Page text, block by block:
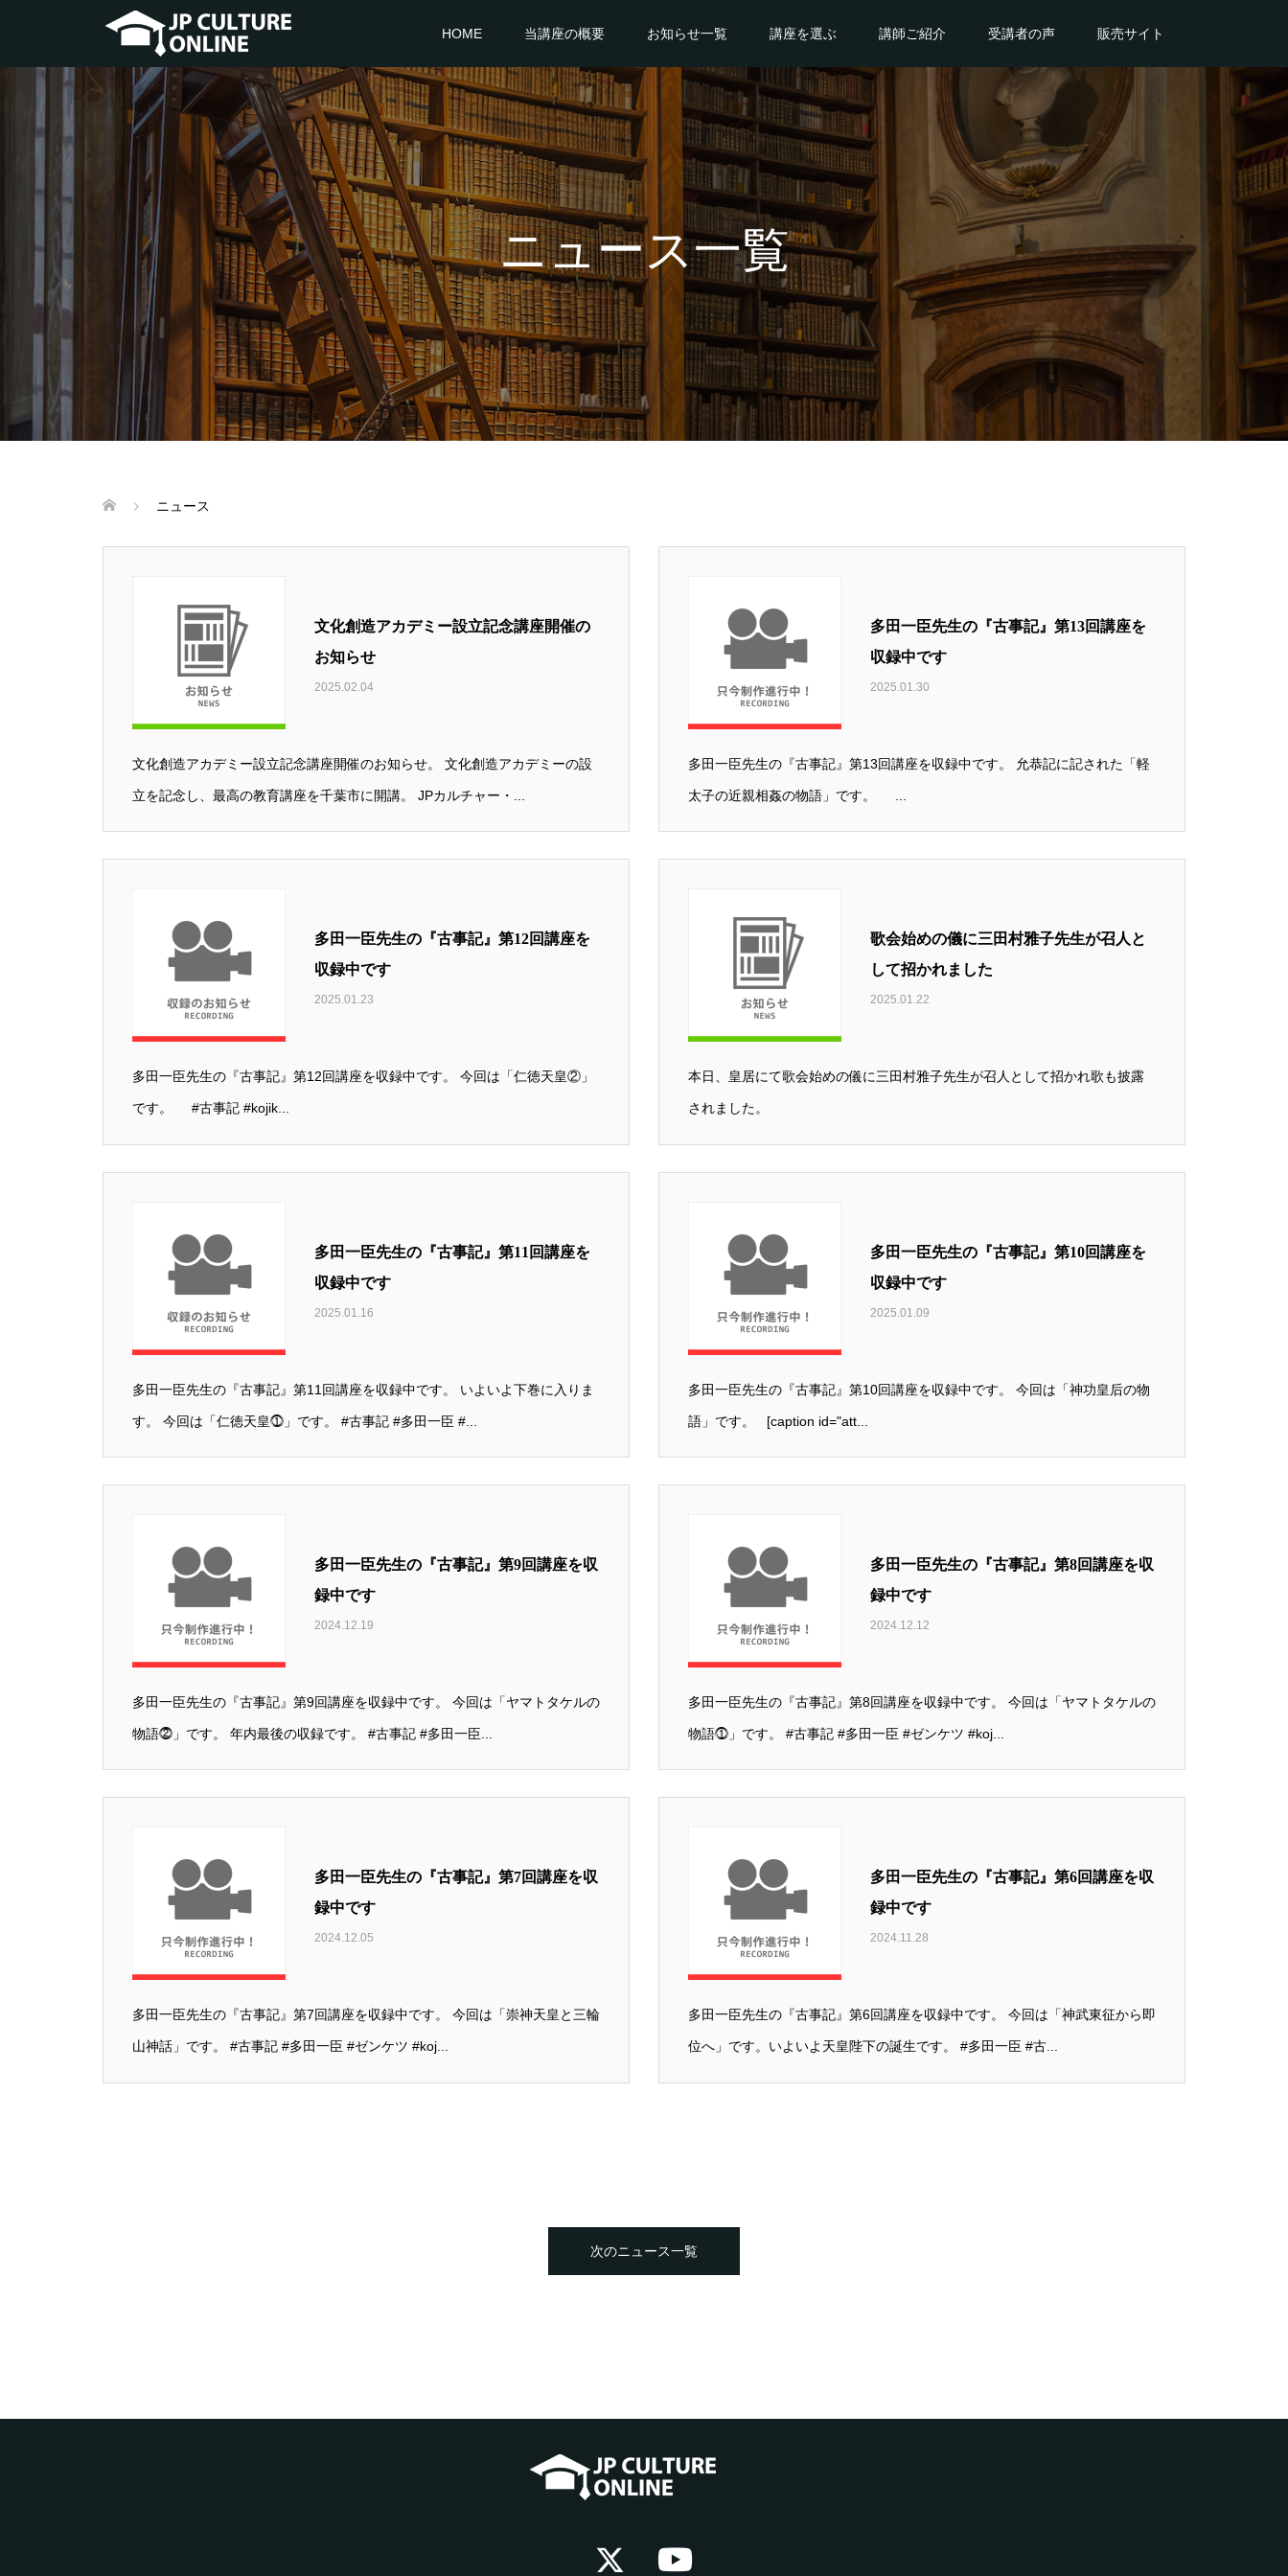
HOME 当講座の概要 お知らせ一覧 講座を選ぶ 講師ご紹介 受講者の声 販売サイト
ニュース一覧
ニュース
文化創造アカデミー設立記念講座開催の
お知らせ
2025.02.04
文化創造アカデミー設立記念講座開催のお知らせ。 文化創造アカデミーの設
立を記念し、最高の教育講座を千葉市に開講。 JPカルチャー・...
多田一臣先生の『古事記』第13回講座を
収録中です
2025.01.30
多田一臣先生の『古事記』第13回講座を収録中です。 允恭記に記された「軽
太子の近親相姦の物語」です。 ...
多田一臣先生の『古事記』第12回講座を
収録中です
2025.01.23
多田一臣先生の『古事記』第12回講座を収録中です。 今回は「仁徳天皇②」
です。 #古事記 #kojik...
歌会始めの儀に三田村雅子先生が召人と
して招かれました
2025.01.22
本日、皇居にて歌会始めの儀に三田村雅子先生が召人として招かれ歌も披露
されました。
多田一臣先生の『古事記』第11回講座を
収録中です
2025.01.16
多田一臣先生の『古事記』第11回講座を収録中です。 いよいよ下巻に入りま
す。 今回は「仁徳天皇⓵」です。 #古事記 #多田一臣 #...
多田一臣先生の『古事記』第10回講座を
収録中です
2025.01.09
多田一臣先生の『古事記』第10回講座を収録中です。 今回は「神功皇后の物
語」です。 [caption id="att...
多田一臣先生の『古事記』第9回講座を収
録中です
2024.12.19
多田一臣先生の『古事記』第9回講座を収録中です。 今回は「ヤマトタケルの
物語⓶」です。 年内最後の収録です。 #古事記 #多田一臣...
多田一臣先生の『古事記』第8回講座を収
録中です
2024.12.12
多田一臣先生の『古事記』第8回講座を収録中です。 今回は「ヤマトタケルの
物語⓵」です。 #古事記 #多田一臣 #ゼンケツ #koj...
多田一臣先生の『古事記』第7回講座を収
録中です
2024.12.05
多田一臣先生の『古事記』第7回講座を収録中です。 今回は「崇神天皇と三輪
山神話」です。 #古事記 #多田一臣 #ゼンケツ #koj...
多田一臣先生の『古事記』第6回講座を収
録中です
2024.11.28
多田一臣先生の『古事記』第6回講座を収録中です。 今回は「神武東征から即
位へ」です。いよいよ天皇陛下の誕生です。 #多田一臣 #古...
次のニュース一覧